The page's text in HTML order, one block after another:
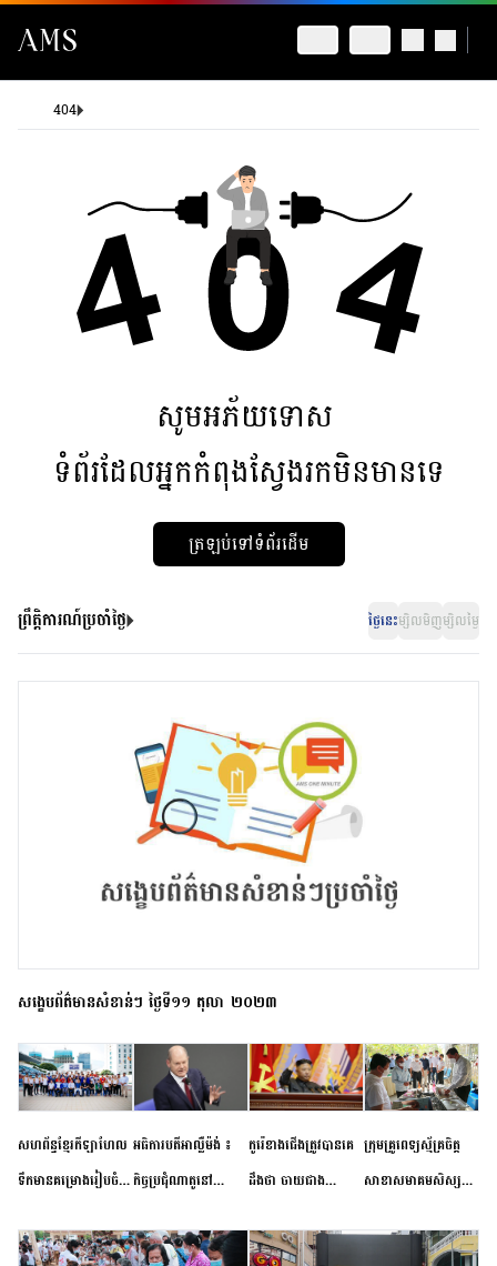
404
សូមអភ័យទោស
ទំព័រដែលអ្នកកំពុងស្វែងរកមិនមានទេ
ត្រឡប់ទៅទំព័រដើម
ព្រឹត្តិការណ៍ប្រចាំថ្ងៃ ថ្ងៃនេះម្សិលមិញម្សិលម្ងៃ
សង្ខេបព័ត៌មានសំខាន់ៗ ថ្ងៃទី១១ តុលា ២០២៣
សហព័ន្ធខ្មែរកីឡាហែល
ទឹកមានគម្រោងរៀបចំ
កម្រិតបឋម ដល់ឧត្តម
អធិការបតីអាល្លឺម៉ង់ ៖
កិច្ចប្រជុំណាតូនៅ
ខាងមុខនឹងបញ្ជូនសញ្ញា
កូរ៉េខាងជើងត្រូវបានគេ
ដឹងថា ចាយជាង
អភិវឌ្ឍន៍នុយក្លេអ៊ែរ
ក្រុមគ្រូពេទ្យស្ម័គ្រចិត្ត
សាខាសមាគមសិស្ស
ខេត្តកំពង់ចាម ចុះពិនិត្យ